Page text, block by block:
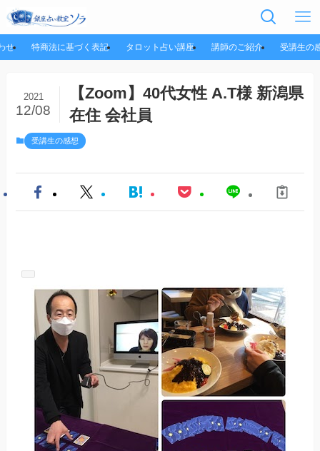
せ 特商法に基づく表記 タロット占い講座 講師のご紹介 受講生の
【Zoom】40代女性 A.T様 新潟県
在住 会社員
2021
12/08
受講生の感想